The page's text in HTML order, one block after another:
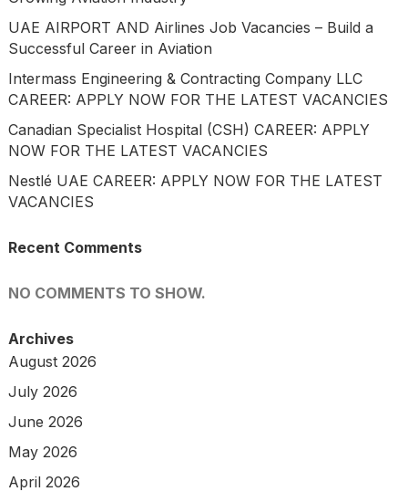
UAE AIRPORT AND Airlines Job Vacancies – Build a
Successful Career in Aviation
Intermass Engineering & Contracting Company LLC
CAREER: APPLY NOW FOR THE LATEST VACANCIES
Canadian Specialist Hospital (CSH) CAREER: APPLY
NOW FOR THE LATEST VACANCIES
Nestlé UAE CAREER: APPLY NOW FOR THE LATEST
VACANCIES
Recent Comments
NO COMMENTS TO SHOW.
Archives
August 2026
July 2026
June 2026
May 2026
April 2026